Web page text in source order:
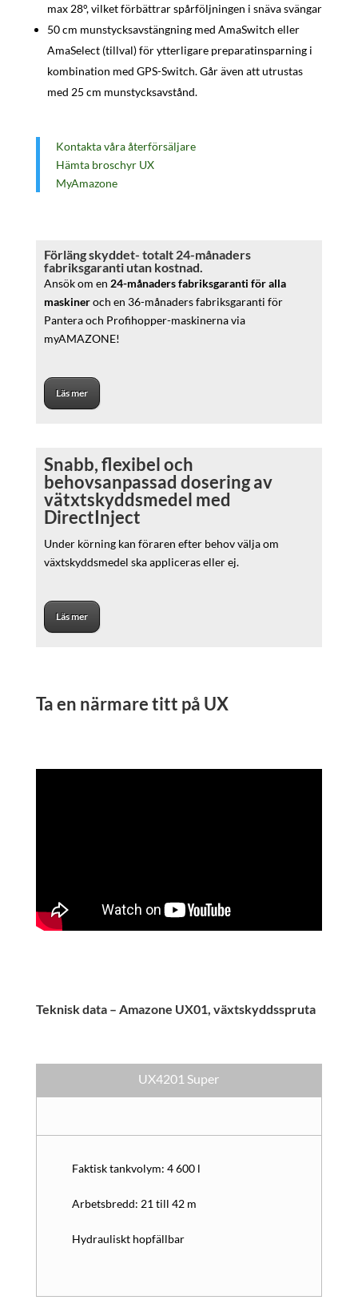
max 28°, vilket förbättrar spårföljningen i snäva svängar
50 cm munstycksavstängning med AmaSwitch eller
AmaSelect (tillval) för ytterligare preparatinsparning i
kombination med GPS-Switch. Går även att utrustas
med 25 cm munstycksavstånd.
Kontakta våra återförsäljare
Hämta broschyr UX
MyAmazone
Förläng skyddet- totalt 24-månaders
fabriksgaranti utan kostnad.
Ansök om en 24-månaders fabriksgaranti för alla
maskineroch en 36-månaders fabriksgaranti för
Pantera och Profihopper-maskinerna via
myAMAZONE!
Läs mer
Snabb, flexibel och
behovsanpassad dosering av
vätxtskyddsmedel med
DirectInject
Under körning kan föraren efter behov välja om
växtskyddsmedel ska appliceras eller ej.
Läs mer
Ta en närmare titt på UX
Teknisk data – Amazone UX01, växtskyddsspruta
UX4201 Super
Faktisk tankvolym: 4 600 l
Arbetsbredd: 21 till 42 m
Hydrauliskt hopfällbar